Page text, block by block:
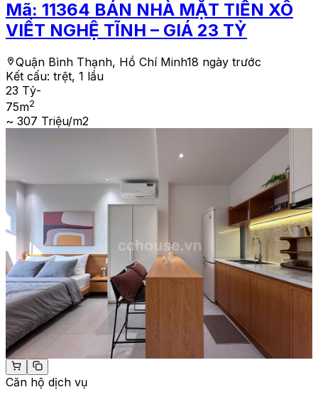
Mã: 11364 BÁN NHÀ MẶT TIỀN XÔ
VIẾT NGHỆ TĨNH – GIÁ 23 TỶ
Quận Bình Thạnh, Hồ Chí Minh18 ngày trước
Kết cấu: trệt, 1 lầu
23 Tỷ-
75m2
~ 307 Triệu/m2
Căn hộ dịch vụ